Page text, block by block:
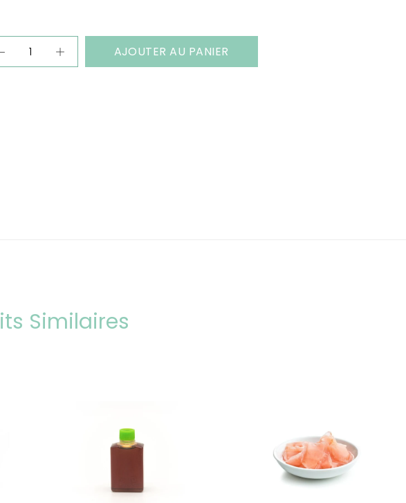
AJOUTER AU PANIER
Similaires